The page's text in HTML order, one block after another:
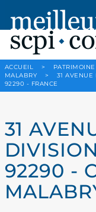
ACCUEIL >
MALABRY
>
31 AVENUE
92290 - FRANCE
31
92290 -